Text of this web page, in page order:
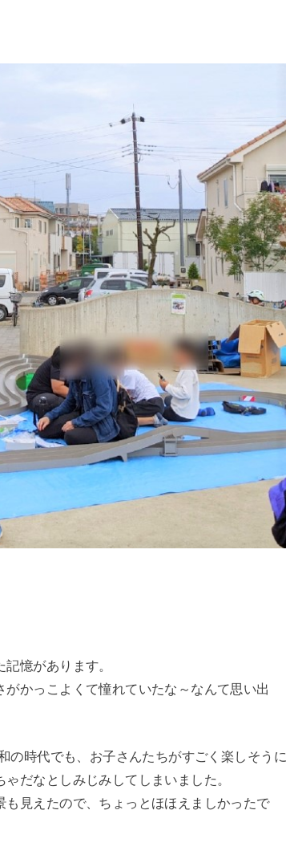
憶があります。
かっこよくて憧れていたな～なんて思い出
の時代でも、お子さんたちがすごく楽しそうに
だなとしみじみしてしまいました。
も見えたので、ちょっとほほえましかったで